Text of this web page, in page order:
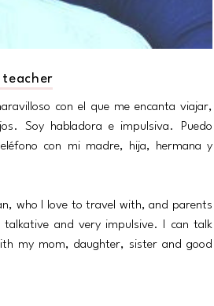
con el que me encanta viajar,
Soy habladora e impulsiva. Puedo
con mi madre, hija, hermana y
who I love to travel with, and parents
and very impulsive. I can talk
my mom, daughter, sister and good